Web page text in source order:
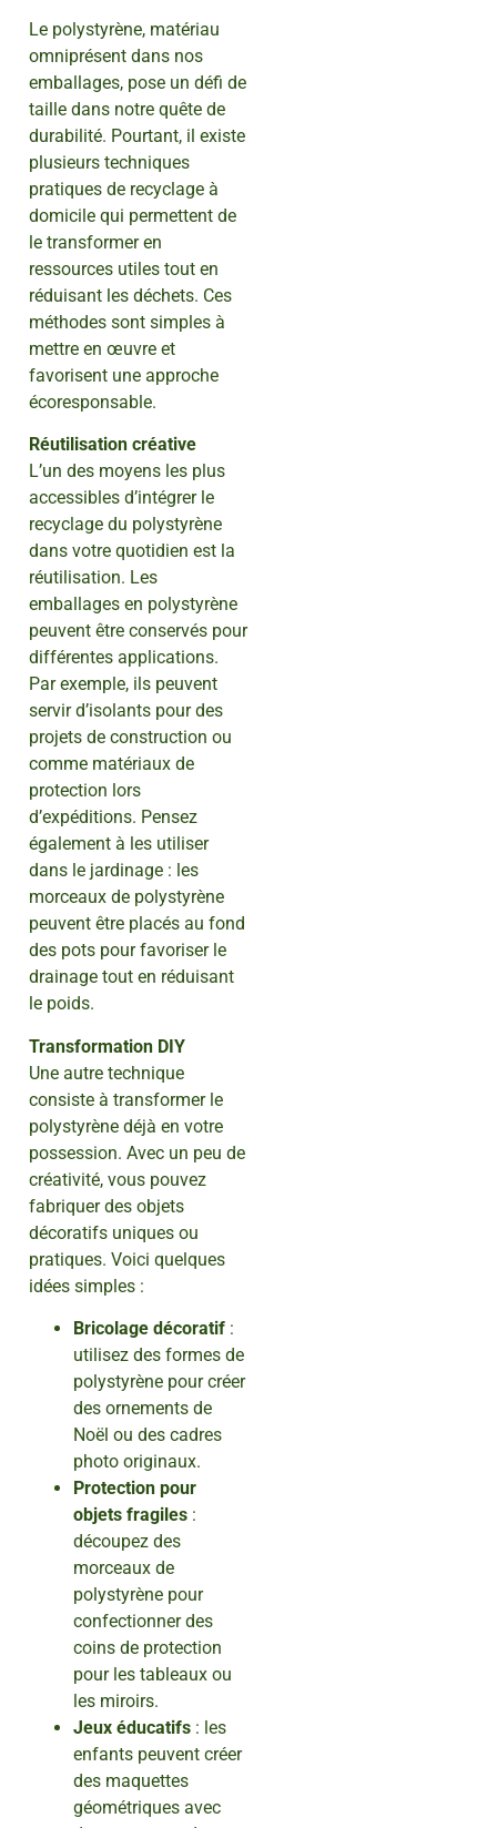
Le polystyrène, matériau
omniprésent dans nos
emballages, pose un défi de
taille dans notre quête de
durabilité. Pourtant, il existe
plusieurs techniques
pratiques de recyclage à
domicile qui permettent de
le transformer en
ressources utiles tout en
réduisant les déchets. Ces
méthodes sont simples à
mettre en œuvre et
favorisent une approche
écoresponsable.
Réutilisation créative
L’un des moyens les plus
accessibles d’intégrer le
recyclage du polystyrène
dans votre quotidien est la
réutilisation. Les
emballages en polystyrène
peuvent être conservés pour
différentes applications.
Par exemple, ils peuvent
servir d’isolants pour des
projets de construction ou
comme matériaux de
protection lors
d’expéditions. Pensez
également à les utiliser
dans le jardinage : les
morceaux de polystyrène
peuvent être placés au fond
des pots pour favoriser le
drainage tout en réduisant
le poids.
Transformation DIY
Une autre technique
consiste à transformer le
polystyrène déjà en votre
possession. Avec un peu de
créativité, vous pouvez
fabriquer des objets
décoratifs uniques ou
pratiques. Voici quelques
idées simples :
Bricolage décoratif :
utilisez des formes de
polystyrène pour créer
des ornements de
Noël ou des cadres
photo originaux.
Protection pour
objets fragiles :
découpez des
morceaux de
polystyrène pour
confectionner des
coins de protection
pour les tableaux ou
les miroirs.
Jeux éducatifs : les
enfants peuvent créer
des maquettes
géométriques avec